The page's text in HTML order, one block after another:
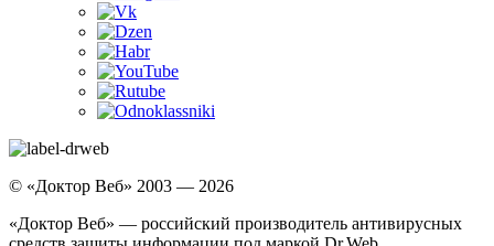
© «Доктор Веб» 2003 — 2026
«Доктор Веб» — российский производитель антивирусных